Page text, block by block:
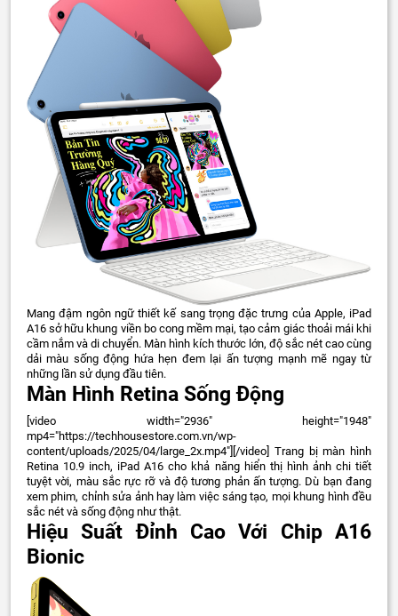
Mang đậm ngôn ngữ thiết kế sang trọng đặc trưng của Apple, iPad
A16 sở hữu khung viền bo cong mềm mại, tạo cảm giác thoải mái khi
cầm nắm và di chuyển. Màn hình kích thước lớn, độ sắc nét cao cùng
dải màu sống động hứa hẹn đem lại ấn tượng mạnh mẽ ngay từ
những lần sử dụng đầu tiên.
Màn Hình Retina Sống Động
[video width="2936" height="1948"
mp4="https://techhousestore.com.vn/wp-
content/uploads/2025/04/large_2x.mp4"][/video] Trang bị màn hình
Retina 10.9 inch, iPad A16 cho khả năng hiển thị hình ảnh chi tiết
tuyệt vời, màu sắc rực rỡ và độ tương phản ấn tượng. Dù bạn đang
xem phim, chỉnh sửa ảnh hay làm việc sáng tạo, mọi khung hình đều
sắc nét và sống động như thật.
Hiệu Suất Đỉnh Cao Với Chip A16
Bionic